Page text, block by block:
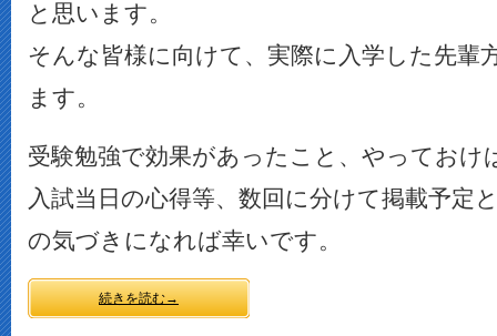
と思います。
そんな皆様に向けて、実際に入学した先輩
ます。
受験勉強で効果があったこと、やっておけ
入試当日の心得等、数回に分けて掲載予定
の気づきになれば幸いです。
続きを読む→